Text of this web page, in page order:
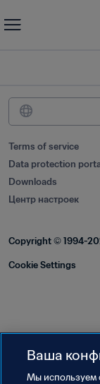
Terms of service
Data protection
Downloads
Центр настроек
Copyright © 1994-
Cookie Settings
Ваша
Мы используем